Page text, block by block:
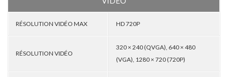
RÉSOLUTION VIDÉO MAX HD 720P
RÉSOLUTION VIDÉO
320 × 240 (QVGA), 640 × 480
(VGA), 1280 × 720 (720P)